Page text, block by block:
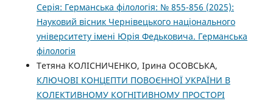
Серія: Германська філологія: № 855-856 (2025):
Науковий вісник Чернівецького національного
університету імені Юрія Федьковича. Германська
філологія
Тетяна КОЛІСНИЧЕНКО, Ірина ОСОВСЬКА,
КЛЮЧОВІ КОНЦЕПТИ ПОВОЄННОЇ УКРАЇНИ В
КОЛЕКТИВНОМУ КОГНІТИВНОМУ ПРОСТОРІ